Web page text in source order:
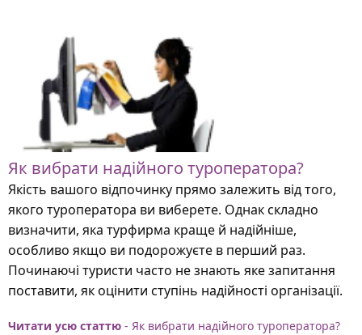
Як вибрати надійного туроператора?
Якість вашого відпочинку прямо залежить від того,
якого туроператора ви виберете. Однак складно
визначити, яка турфирма краще й надійніше,
особливо якщо ви подорожуєте в перший раз.
Починаючі туристи часто не знають яке запитання
поставити, як оцінити ступінь надійності організації.
Читати усю статтю - Як вибрати надійного туроператора?